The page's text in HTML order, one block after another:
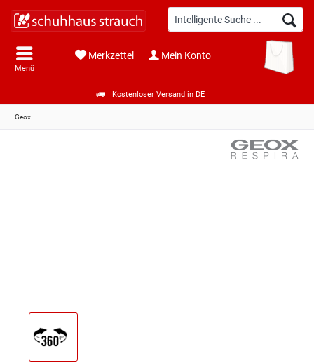
Kostenloser Versand in DE
Menü
Merkzettel Mein Konto
Geox